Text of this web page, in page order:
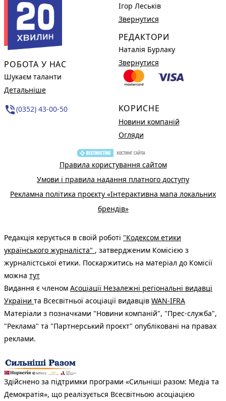
РОБОТА У НАС
Шукаєм таланти
Детальніше
phone_in_talk(0352) 43-00-50
Ігор Леськів
Звернутися
РЕДАКТОРИ
Наталія Бурлаку
Звернутися
КОРИСНЕ
Новини компаній
Огляди
Правила користування сайтом
Умови і правила надання платного доступу
Рекламна політика проєкту «Інтерактивна мапа локальних
брендів»
Редакція керується в своїй роботі "Кодексом етики
українського журналіста" , затвердженим Комісією з
журналістської етики. Поскаржитись на матеріал до Комісії
можна тут
Видання є членом Асоціації Незалежні регіональні видавці
України та Всесвітньої асоціації видавців WAN-IFRA
Матеріали з позначками "Новини компаній", "Прес-служба",
"Реклама" та "Партнерський проєкт" опубліковані на правах
реклами.
Здійснено за підтримки програми «Сильніші разом: Медіа та
Демократія», що реалізується Всесвітньою асоціацією